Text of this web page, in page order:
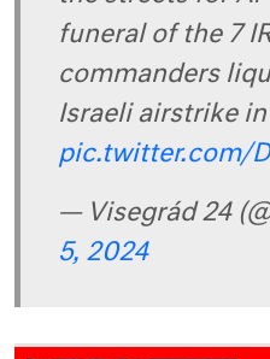
funeral of the 7
commanders
Israeli airstrike
pic.twitter.com/
— Visegrád 24
5, 2024